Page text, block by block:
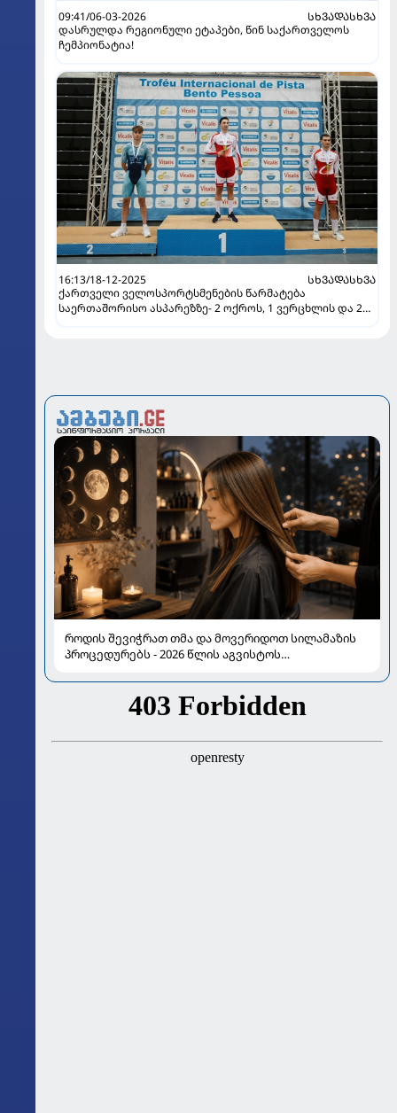
09:41/06-03-2026
ᲡᲮᲕᲐᲓᲐᲡᲮᲕᲐ
დასრულდა რეგიონული ეტაპები, წინ საქართველოს
ჩემპიონატია!
16:13/18-12-2025
ᲡᲮᲕᲐᲓᲐᲡᲮᲕᲐ
ქართველი ველოსპორტსმენების წარმატება
საერთაშორისო ასპარეზზე- 2 ოქროს, 1 ვერცხლის და 2
როდის შევიჭრათ თმა და მოვერიდოთ სილამაზის
პროცედურებს - 2026 წლის აგვისტოს